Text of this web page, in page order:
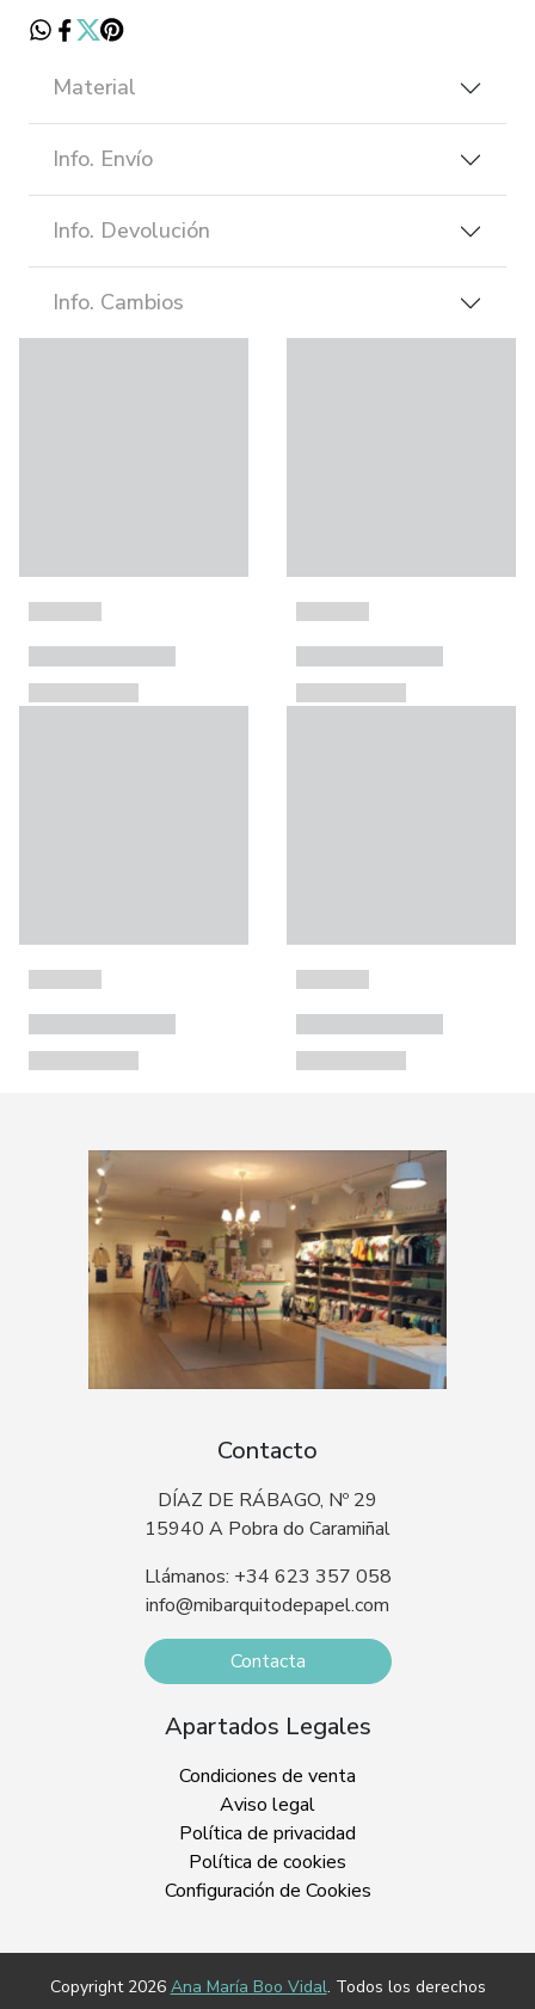
Material
Info. Envío
Info. Devolución
Info. Cambios
Contacto
DÍAZ DE RÁBAGO, Nº 29
15940 A Pobra do Caramiñal
Llámanos: +34 623 357 058
info@mibarquitodepapel.com
Contacta
Apartados Legales
Condiciones de venta
Aviso legal
Política de privacidad
Política de cookies
Configuración de Cookies
Copyright 2026 Ana María Boo Vidal. Todos los derechos